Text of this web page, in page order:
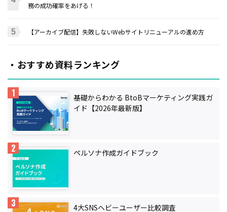
務の成功確率をあげる！
【アーカイブ配信】失敗しないWebサイトリニューアルの進め方
・おすすめ資料ランキング
基礎からわかる BtoBマーケティング実践ガ
イド【2026年最新版】
ペルソナ作成ガイドブック
4大SNSヘビーユーザー比較調査